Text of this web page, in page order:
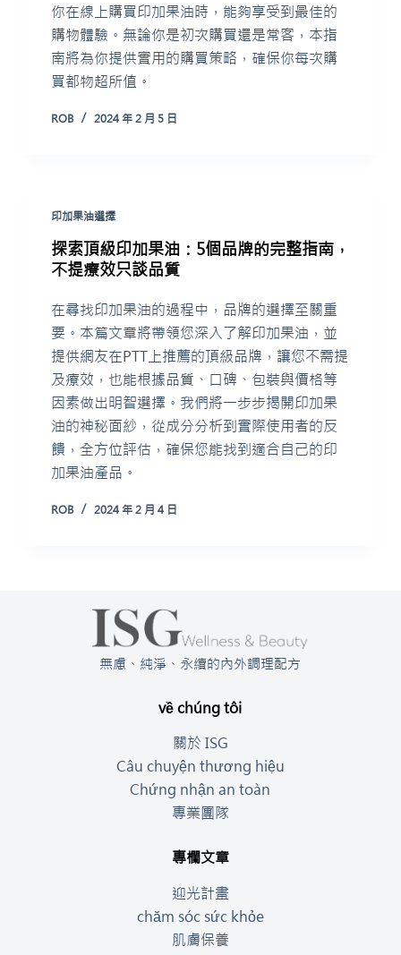
你在線上購買印加果油時，能夠享受到最佳的
購物體驗。無論你是初次購買還是常客，本指
南將為你提供實用的購買策略，確保你每次購
買都物超所值。
ROB 2024 年 2 月 5 日
印加果油選擇
探索頂級印加果油：5個品牌的完整指南，
不提療效只談品質
在尋找印加果油的過程中，品牌的選擇至關重
要。本篇文章將帶領您深入了解印加果油，並
提供網友在PTT上推薦的頂級品牌，讓您不需提
及療效，也能根據品質、口碑、包裝與價格等
因素做出明智選擇。我們將一步步揭開印加果
油的神秘面紗，從成分分析到實際使用者的反
饋，全方位評估，確保您能找到適合自己的印
加果油產品。
ROB 2024 年 2 月 4 日
無慮、純淨、永續的內外調理配方
về chúng tôi
關於 ISG
Câu chuyện thương hiệu
Chứng nhận an toàn
專業團隊
專欄文章
迎光計畫
chăm sóc sức khỏe
肌膚保養